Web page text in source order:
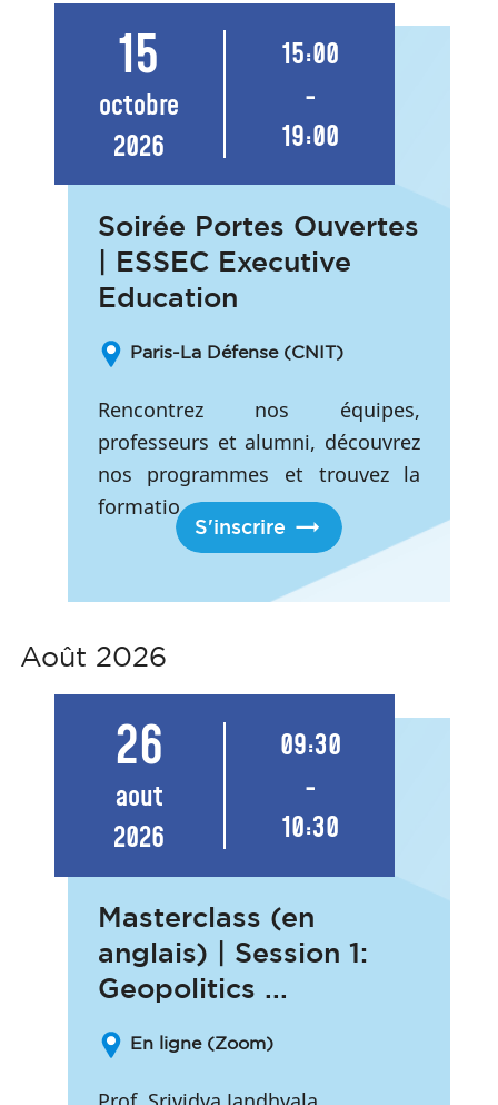
15
octobre
2026
15:00
-
19:00
Soirée Portes Ouvertes
| ESSEC Executive
Education
Paris-La Défense (CNIT)
Rencontrez nos équipes,
professeurs et alumni, découvrez
nos programmes et trouvez la
formatio...
S'inscrire
Août 2026
26
aout
2026
09:30
-
10:30
Masterclass (en
anglais) | Session 1:
Geopolitics ...
En ligne (Zoom)